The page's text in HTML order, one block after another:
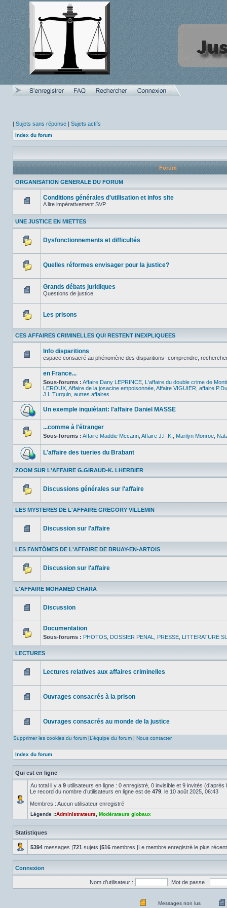
| Sujets sans réponse | Sujets actifs
Index du forum
Forum
ORGANISATION GENERALE DU FORUM
message
non
lu
Conditions générales d'utilisation et infos site
A lire impérativement SVP
UNE JUSTICE EN MIETTES
message
Dysfonctionnements et difficultés
message
non
Quelles réformes envisager pour la justice?
message
Grands débats juridiques
Questions de justice
message
non
lu
Les prisons
CES AFFAIRES CRIMINELLES QUI RESTENT INEXPLIQUEES
message
non
Info disparitions
espace consacré au phénomène des disparitions- comprendre,
Aucun
en France...
Sous-forums : Affaire Dany LEPRINCE L'affaire du double crime de
LEROUX Affaire de la josacine empoisonnée Affaire VIGUIER affaire
J.L.Turquin autres affaires
Aucun
message
non
Un exemple inquiétant: l'affaire Daniel MASSE
message
non
...comme à l'étranger
Sous-forums : Affaire Maddie Mccann Affaire J.F.K. Marilyn Monroe
Aucun
message
non
lu
L'affaire des tueries du Brabant
ZOOM SUR L'AFFAIRE G.GIRAUD-K. LHERBIER
message
non
lu
Discussions générales sur l'affaire
LES MYSTERES DE L'AFFAIRE GREGORY VILLEMIN
message
non
lu
Discussion sur l'affaire
LES FANTÔMES DE L'AFFAIRE DE BRUAY-EN-ARTOIS
message
non
lu
Discussion sur l'affaire
L'AFFAIRE MOHAMED CHARA
message
non
Discussion
message
non
lu
Documentation
Sous-forums : PHOTOS DOSSIER PENAL PRESSE LITTERATURE
LECTURES
message
Lectures relatives aux affaires criminelles
message
Ouvrages consacrés à la prison
message
Ouvrages consacrés au monde de la justice
Supprimer les cookies du forum |L’équipe du forum | Nous contacter
Index du forum
Qui est en ligne
Au total il y a 9 utilisateurs en ligne : 0 enregistré, 0 invisible et 9 invités
Le record du nombre d’utilisateurs en ligne est de 479 , le 10 août 2025, 06:43
Membres : Aucun utilisateur enregistré
Légende ::Administrateurs Modérateurs globaux
Statistiques
5394 messages |721 sujets |516 membres |Le membre enregistré le plus
Connexion
Nom d’utilisateur : Mot de passe :
Messages non lus